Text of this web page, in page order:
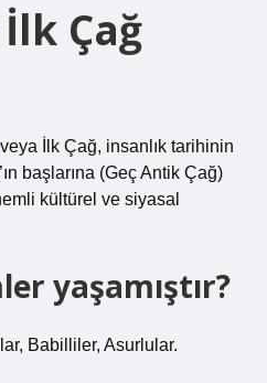
Çağ
İlk Çağ, insanlık tarihinin
başlarına (Geç Antik Çağ)
kültürel ve siyasal
yaşamıştır?
Babilliler, Asurlular.